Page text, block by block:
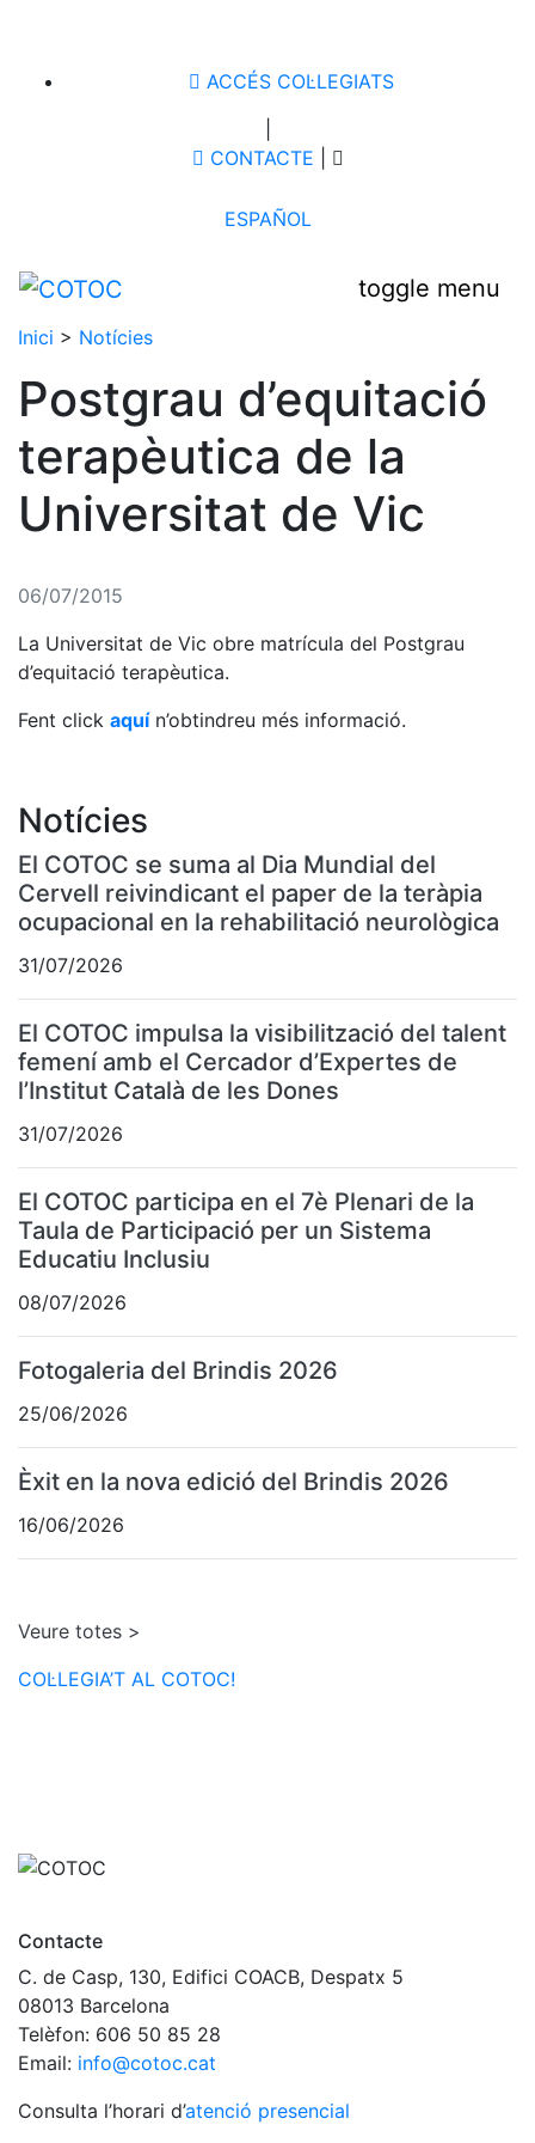
ACCÉS COL·LEGIATS
CONTACTE
ESPAÑOL
toggle menu
Inici > Notícies
Postgrau d’equitació
terapèutica de la
Universitat de Vic
06/07/2015
La Universitat de Vic obre matrícula del Postgrau
d’equitació terapèutica.
Fent click aquí n’obtindreu més informació.
Notícies
El COTOC se suma al Dia Mundial del
Cervell reivindicant el paper de la teràpia
ocupacional en la rehabilitació neurològica
31/07/2026
El COTOC impulsa la visibilització del talent
femení amb el Cercador d’Expertes de
l’Institut Català de les Dones
31/07/2026
El COTOC participa en el 7è Plenari de la
Taula de Participació per un Sistema
Educatiu Inclusiu
08/07/2026
Fotogaleria del Brindis 2026
25/06/2026
Èxit en la nova edició del Brindis 2026
16/06/2026
Veure totes >
COL·LEGIA’T AL COTOC!
Contacte
C. de Casp, 130, Edifici COACB, Despatx 5
08013 Barcelona
Telèfon: 606 50 85 28
Email: info@cotoc.cat
Consulta l’horari d’atenció presencial